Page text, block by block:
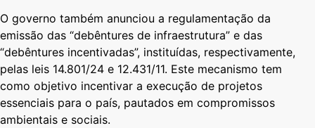
O governo também anunciou a regulamentação da
emissão das “debêntures de infraestrutura” e das
“debêntures incentivadas”, instituídas, respectivamente,
pelas leis 14.801/24 e 12.431/11. Este mecanismo tem
como objetivo incentivar a execução de projetos
essenciais para o país, pautados em compromissos
ambientais e sociais.